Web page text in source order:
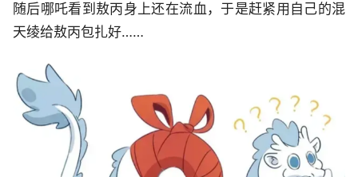
随后哪吒看到敖丙身上还在流血，于是赶紧用自己的混
天绫给敖丙包扎好……